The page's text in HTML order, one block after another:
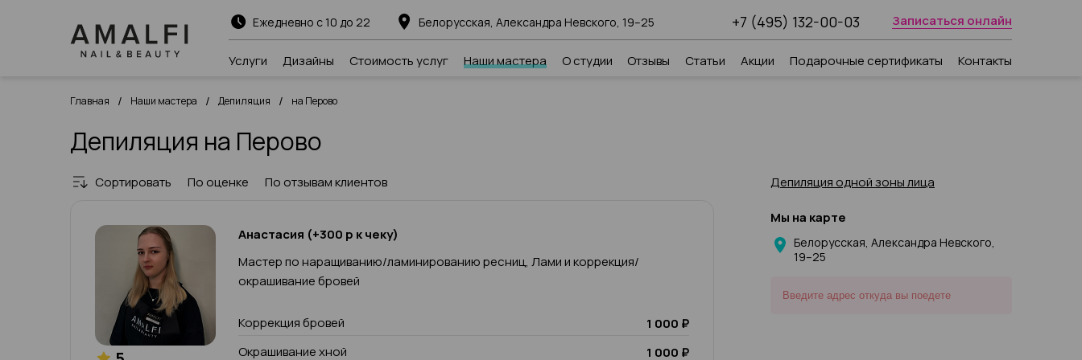
Ежедневно с 10 до 22 Белорусская, Александра Невского, 19–25 +7 (495) 132-00-03 Записаться онлайн
Услуги Дизайны Стоимость услуг Наши мастера О студии Отзывы Статьи Акции Подарочные сертификаты Контакты
Главная / Наши мастера / Депиляция / на Перово
Депиляция на Перово
Сортировать По оценке По отзывам клиентов
Анастасия (+300 р к чеку)
Мастер по наращиванию/ламинированию ресниц, Лами и коррекция/
окрашивание бровей
Коррекция бровей
1 000 ₽
Окрашивание хной
1 000 ₽
Депиляция одной зоны лица
Мы на карте
Белорусская, Александра Невского,
19–25